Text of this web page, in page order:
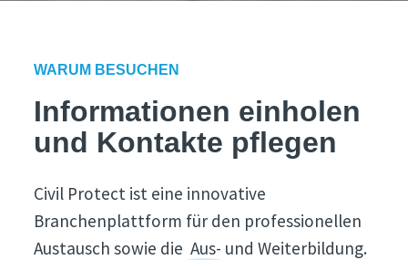
WARUM BESUCHEN
Informationen einholen
und Kontakte pflegen
Civil Protect ist eine innovative
Branchenplattform für den professionellen
Austausch sowie die Aus- und Weiterbildung.